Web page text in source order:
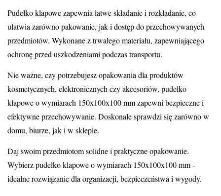
Pudełko klapowe zapewnia łatwe składanie i rozkładanie, co
ułatwia zarówno pakowanie, jak i dostęp do przechowywanych
przedmiotów. Wykonane z trwałego materiału, zapewniającego
ochronę przed uszkodzeniami podczas transportu.
Nie ważne, czy potrzebujesz opakowania dla produktów
kosmetycznych, elektronicznych czy akcesoriów, pudełko
klapowe o wymiarach 150x100x100 mm zapewni bezpieczne i
efektywne przechowywanie. Doskonale sprawdzi się zarówno w
domu, biurze, jak i w sklepie.
Daj swoim przedmiotom solidne i praktyczne opakowanie.
Wybierz pudełko klapowe o wymiarach 150x100x100 mm -
idealne rozwiązanie dla organizacji, bezpieczeństwa i wygody.